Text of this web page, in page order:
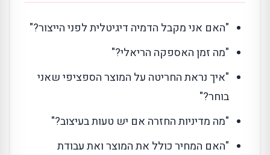
"האם אני מקבל הדמיה דיגיטלית לפני הייצור?"
"מה זמן האספקה הריאלי?"
"איך נראת החריטה על המוצר הספציפי שאני
בוחר?"
"מה מדיניות החזרה אם יש טעות בעיצוב?"
"האם המחיר כולל את המוצר ואת עבודת